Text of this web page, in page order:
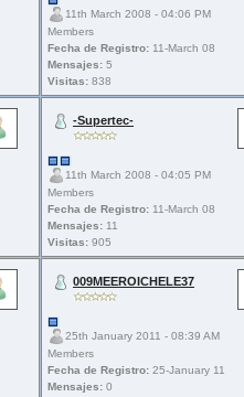
11th March 2008 - 04:06 PM
Members
Fecha de Registro: 11-March 08
Mensajes: 5
Visitas: 838
-Supertec-
11th March 2008 - 04:05 PM
Members
Fecha de Registro: 11-March 08
Mensajes: 11
Visitas: 905
009MEEROICHELE37
25th January 2011 - 08:39 AM
Members
Fecha de Registro: 25-January 11
Mensajes: 0